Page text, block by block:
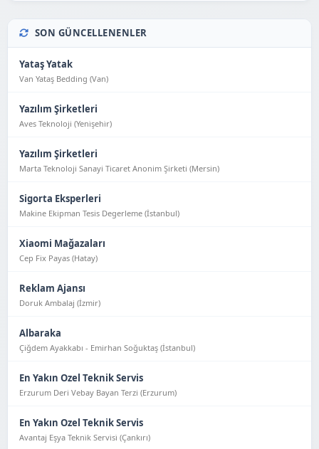
SON GÜNCELLENENLER
Yataş Yatak
Van Yataş Bedding (Van)
Yazılım Şirketleri
Aves Teknoloji (Yeni̇şehi̇r)
Yazılım Şirketleri
Marta Teknoloji Sanayi Ticaret Anonim Şirketi (Mersin)
Sigorta Eksperleri
Makine Ekipman Tesis Degerleme (İstanbul)
Xiaomi Mağazaları
Cep Fix Payas (Hatay)
Reklam Ajansı
Doruk Ambalaj (İzmir)
Albaraka
Çiğdem Ayakkabı - Emirhan Soğuktaş (İstanbul)
En Yakın Ozel Teknik Servis
Erzurum Deri Vebay Bayan Terzi (Erzurum)
En Yakın Ozel Teknik Servis
Avantaj Eşya Tekni̇k Servi̇si̇ (Çankırı)